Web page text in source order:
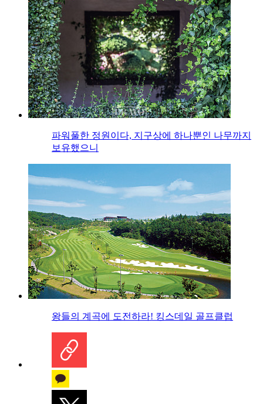
파워풀한 정원이다, 지구상에 하나뿐인 나무까지
보유했으니
왕들의 계곡에 도전하라! 킹스데일 골프클럽